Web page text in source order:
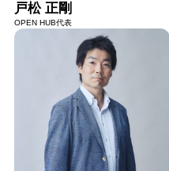
戸松 正剛
OPEN HUB代表